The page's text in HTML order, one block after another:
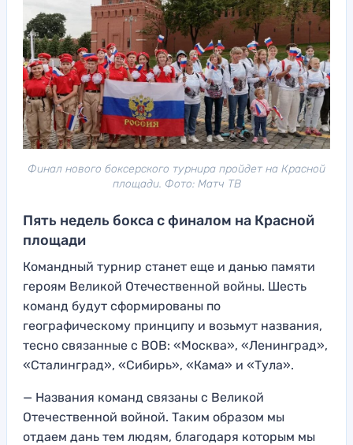
Финал нового боксерского турнира пройдет на Красной
площади. Фото: Матч ТВ
Пять недель бокса с финалом на Красной
площади
Командный турнир станет еще и данью памяти
героям Великой Отечественной войны. Шесть
команд будут сформированы по
географическому принципу и возьмут названия,
тесно связанные с ВОВ: «Москва», «Ленинград»,
«Сталинград», «Сибирь», «Кама» и «Тула».
— Названия команд связаны с Великой
Отечественной войной. Таким образом мы
отдаем дань тем людям, благодаря которым мы